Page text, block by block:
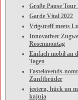
Große Pause Tour
Garde Vital 2022
Vrigstreff meets
Innovativer
Rosenmontag
Einfach mobil an
Tagen
Fastelovends-
Zunftbrüder
jestern, hück un
kajuja